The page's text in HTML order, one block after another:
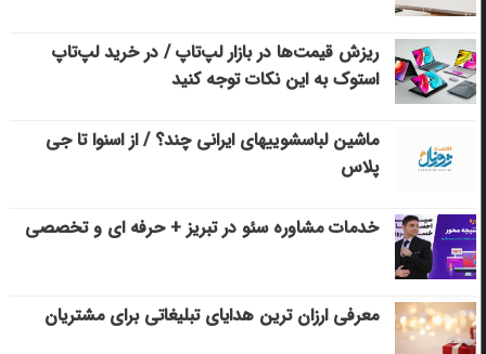
ریزش قیمت‌ها در بازار لپ‌تاپ / در خرید لپ‌تاپ
استوک به این نکات توجه کنید
ماشین لباسشویی‎های ایرانی چند؟ / از اسنوا تا جی
پلاس
خدمات مشاوره سئو در تبریز + حرفه ای و تخصصی
معرفی ارزان ترین هدایای تبلیغاتی برای مشتریان